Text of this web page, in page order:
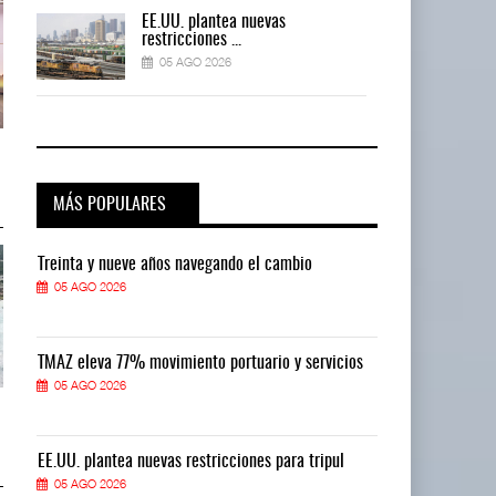
ExxonMobil lleva mantenimiento
05 AGO 2026
04 AGO 2026
ExxonMobil lleva mantenimiento
04 AGO 2026
EE.UU. plantea nuevas
restricciones ...
05 AGO 2026
MÁS POPULARES
Treinta y nueve años navegando el cambio
05 AGO 2026
TMAZ eleva 77% movimiento portuario y servicios
05 AGO 2026
EE.UU. plantea nuevas restricciones para tripul
05 AGO 2026